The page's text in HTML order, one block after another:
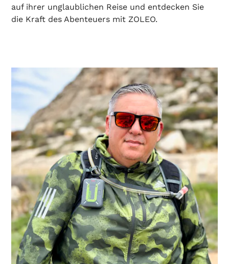
auf ihrer unglaublichen Reise und entdecken Sie
die Kraft des Abenteuers mit ZOLEO.